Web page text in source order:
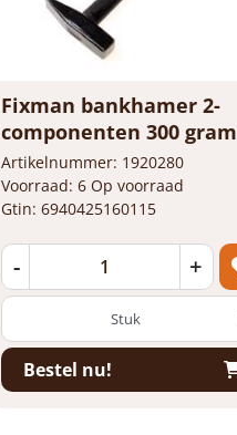
Fixman bankhamer 2-
componenten 300 gram
Artikelnummer: 1920280
Voorraad: 6 Op voorraad
Gtin: 6940425160115
- +
Bestel nu!